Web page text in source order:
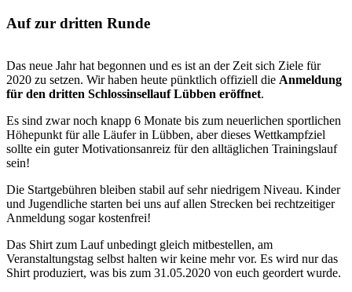
Auf zur dritten Runde
Das neue Jahr hat begonnen und es ist an der Zeit sich Ziele für
2020 zu setzen. Wir haben heute pünktlich offiziell die Anmeldung
für den dritten Schlossinsellauf Lübben eröffnet.
Es sind zwar noch knapp 6 Monate bis zum neuerlichen sportlichen
Höhepunkt für alle Läufer in Lübben, aber dieses Wettkampfziel
sollte ein guter Motivationsanreiz für den alltäglichen Trainingslauf
sein!
Die Startgebühren bleiben stabil auf sehr niedrigem Niveau. Kinder
und Jugendliche starten bei uns auf allen Strecken bei rechtzeitiger
Anmeldung sogar kostenfrei!
Das Shirt zum Lauf unbedingt gleich mitbestellen, am
Veranstaltungstag selbst halten wir keine mehr vor. Es wird nur das
Shirt produziert, was bis zum 31.05.2020 von euch geordert wurde.